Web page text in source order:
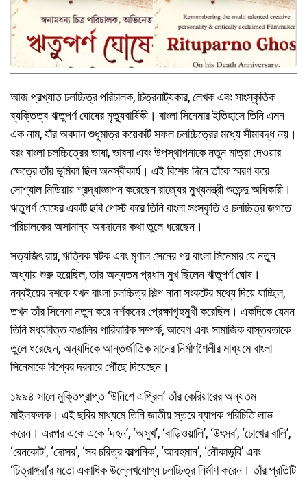
আজ প্রখ্যাত চলচ্চিত্র পরিচালক, চিত্রনাট্যকার, লেখক এবং সাংস্কৃতিক
ব্যক্তিত্ব ঋতুপর্ণ ঘোষের মৃত্যুবার্ষিকী। বাংলা সিনেমার ইতিহাসে তিনি এমন
এক নাম, যাঁর অবদান শুধুমাত্র কয়েকটি সফল চলচ্চিত্রের মধ্যে সীমাবদ্ধ নয়।
বরং বাংলা চলচ্চিত্রের ভাষা, ভাবনা এবং উপস্থাপনাকে নতুন মাত্রা দেওয়ার
ক্ষেত্রে তাঁর ভূমিকা ছিল অনস্বীকার্য। এই বিশেষ দিনে তাঁকে স্মরণ করে
সোশ্যাল মিডিয়ায় শ্রদ্ধাজ্ঞাপন করেছেন রাজ্যের মুখ্যমন্ত্রী শুভেন্দু অধিকারী।
ঋতুপর্ণ ঘোষের একটি ছবি পোস্ট করে তিনি বাংলা সংস্কৃতি ও চলচ্চিত্র জগতে
পরিচালকের অসামান্য অবদানের কথা তুলে ধরেছেন।
সত্যজিৎ রায়, ঋত্বিক ঘটক এবং মৃণাল সেনের পর বাংলা সিনেমার যে নতুন
অধ্যায় শুরু হয়েছিল, তার অন্যতম প্রধান মুখ ছিলেন ঋতুপর্ণ ঘোষ।
নব্বইয়ের দশকে যখন বাংলা চলচ্চিত্র শিল্প নানা সংকটের মধ্যে দিয়ে যাচ্ছিল,
তখন তাঁর সিনেমা নতুন করে দর্শকদের প্রেক্ষাগৃহমুখী করেছিল। একদিকে যেমন
তিনি মধ্যবিত্ত বাঙালির পারিবারিক সম্পর্ক, আবেগ এবং সামাজিক বাস্তবতাকে
তুলে ধরেছেন, অন্যদিকে আন্তর্জাতিক মানের নির্মাণশৈলীর মাধ্যমে বাংলা
সিনেমাকে বিশ্বের দরবারে পৌঁছে দিয়েছেন।
১৯৯৪ সালে মুক্তিপ্রাপ্ত ‘উনিশে এপ্রিল’ তাঁর কেরিয়ারের অন্যতম
মাইলফলক। এই ছবির মাধ্যমে তিনি জাতীয় স্তরে ব্যাপক পরিচিতি লাভ
করেন। এরপর একে একে ‘দহন’, ‘অসুখ’, ‘বাড়িওয়ালি’, ‘উৎসব’, ‘চোখের বালি’,
‘রেনকোট’, ‘দোসর’, ‘সব চরিত্র কাল্পনিক’, ‘আবহমান’, ‘নৌকাডুবি’ এবং
‘চিত্রাঙ্গদা’র মতো একাধিক উল্লেখযোগ্য চলচ্চিত্র নির্মাণ করেন। তাঁর প্রতিটি